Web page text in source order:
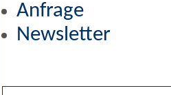
Anfrage
Newsletter